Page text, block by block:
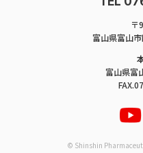
〒
富山県富山
富山県富
© Shinshin